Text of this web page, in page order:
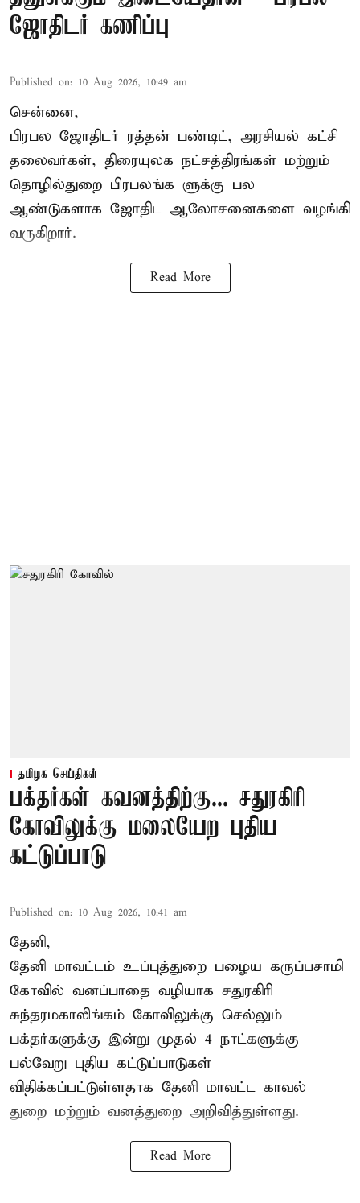
ஜோதிடர் கணிப்பு
Published on: 10 Aug 2026, 10:49 am
சென்னை,
பிரபல ஜோதிடர் ரத்தன் பண்டிட், அரசியல் கட்சி
தலைவர்கள், திரையுலக நட்சத்திரங்கள் மற்றும்
தொழில்துறை பிரபலங்க ளுக்கு பல
ஆண்டுகளாக ஜோதிட ஆலோசனைகளை வழங்கி
வருகிறார்.
Read More
தமிழக செய்திகள்
பக்தர்கள் கவனத்திற்கு... சதுரகிரி
கோவிலுக்கு மலையேற புதிய
கட்டுப்பாடு
Published on: 10 Aug 2026, 10:41 am
தேனி,
தேனி மாவட்டம் உப்புத்துறை பழைய கருப்பசாமி
கோவில் வனப்பாதை வழியாக சதுரகிரி
சுந்தரமகாலிங்கம் கோவிலுக்கு செல்லும்
பக்தர்களுக்கு இன்று முதல் 4 நாட்களுக்கு
பல்வேறு புதிய கட்டுப்பாடுகள்
விதிக்கப்பட்டுள்ளதாக தேனி மாவட்ட காவல்
துறை மற்றும் வனத்துறை அறிவித்துள்ளது.
Read More